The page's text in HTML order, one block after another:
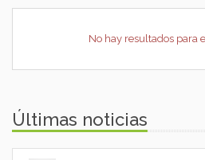
No hay resultados para
Últimas noticias